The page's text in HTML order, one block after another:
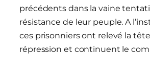
précédents dans la vaine
résistance de leur peuple. A
ces prisonniers ont relevé la tête
répression et continuent le